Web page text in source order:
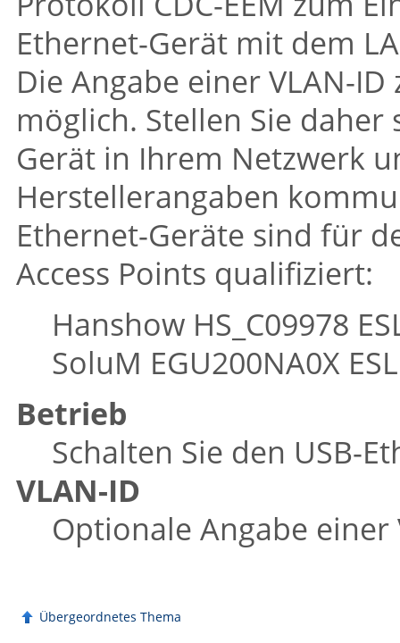
Ethernet-Gerät mit dem
Die Angabe einer VLAN-
möglich. Stellen Sie daher
Gerät in Ihrem Netzwerk
Herstellerangaben
Ethernet-Geräte sind für
Access Points qualifiziert:
Hanshow HS_C09978
SoluM EGU200NA0X
Betrieb
Schalten Sie den USB-
VLAN-ID
Optionale Angabe einer
Übergeordnetes Thema